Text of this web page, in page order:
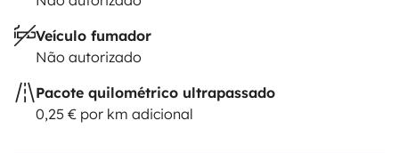
beautiful spots that nature has to offer today! 🚐✨
Veículo fumador
Não autorizado
Pacote quilométrico ultrapassado
0,25 € por km adicional